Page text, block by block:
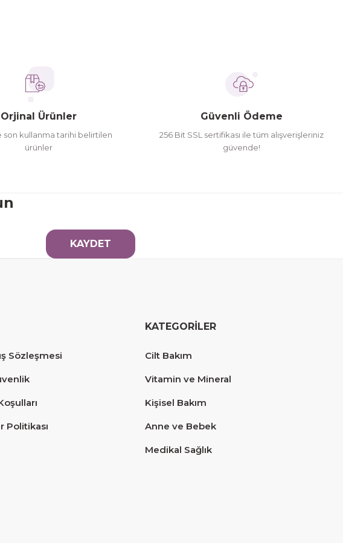
Orjinal Ürünler
son kullanma tarihi belirtilen
ürünler
Güvenli Ödeme
256 Bit SSL sertifikası ile tüm alışverişleriniz
güvende!
KAYDET
Sözleşmesi
Politikası
KATEGORİLER
Cilt Bakım
Vitamin ve Mineral
Kişisel Bakım
Anne ve Bebek
Medikal Sağlık